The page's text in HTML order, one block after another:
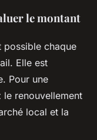
le montant
possible chaque
Elle est
Pour une
renouvellement
local et la